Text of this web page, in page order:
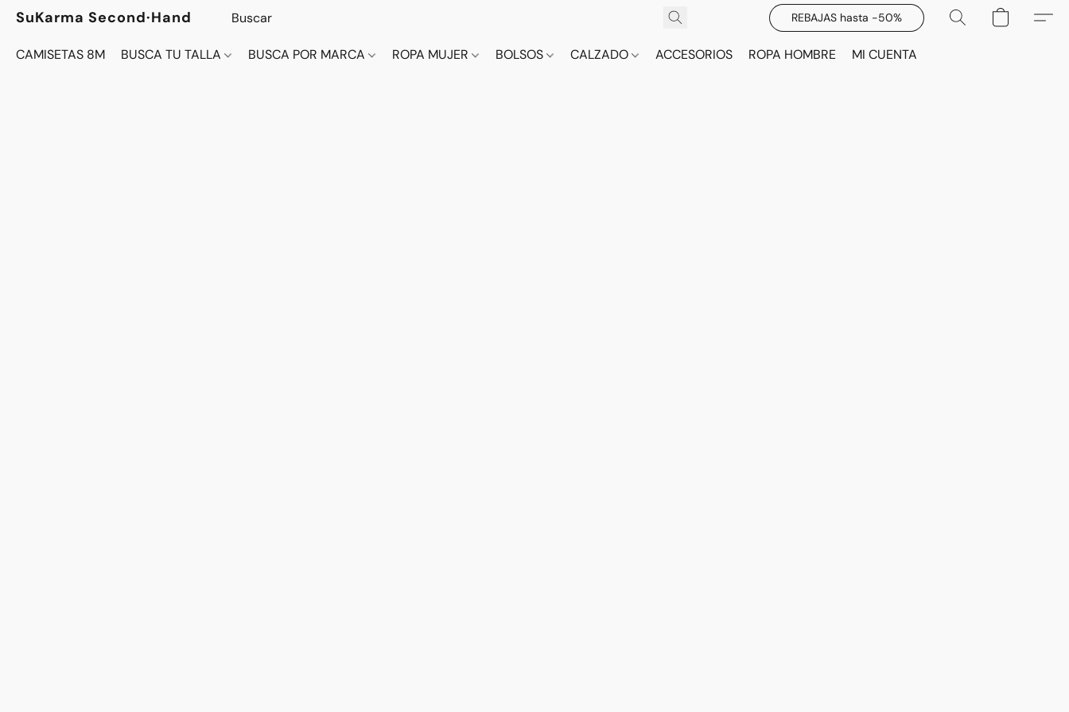
SuKarma Second·Hand REBAJAS hasta -50%
CAMISETAS 8M BUSCA TU TALLA BUSCA POR MARCA ROPA MUJER BOLSOS CALZADO ACCESORIOS ROPA HOMBRE MI CUENTA